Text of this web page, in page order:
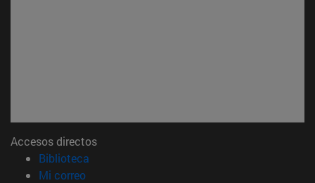
Accesos directos
Biblioteca
Mi correo(abre en nueva ventana)